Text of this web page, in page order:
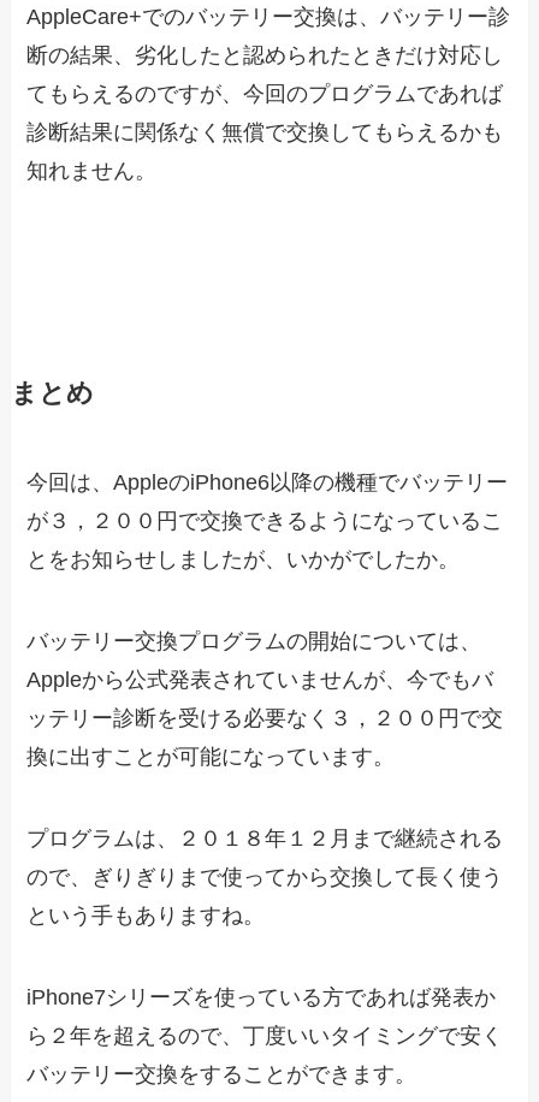
AppleCare+でのバッテリー交換は、バッテリー診
断の結果、劣化したと認められたときだけ対応し
てもらえるのですが、今回のプログラムであれば
診断結果に関係なく無償で交換してもらえるかも
知れません。
まとめ
今回は、AppleのiPhone6以降の機種でバッテリー
が３，２００円で交換できるようになっているこ
とをお知らせしましたが、いかがでしたか。
バッテリー交換プログラムの開始については、
Appleから公式発表されていませんが、今でもバ
ッテリー診断を受ける必要なく３，２００円で交
換に出すことが可能になっています。
プログラムは、２０１８年１２月まで継続される
ので、ぎりぎりまで使ってから交換して長く使う
という手もありますね。
iPhone7シリーズを使っている方であれば発表か
ら２年を超えるので、丁度いいタイミングで安く
バッテリー交換をすることができます。